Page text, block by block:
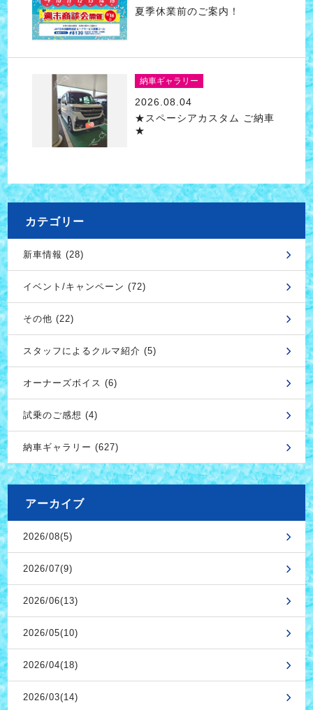
夏季休業前のご案内！
納車ギャラリー
2026.08.04
★スペーシアカスタム ご納車
★
カテゴリー
新車情報 (28)
イベント/キャンペーン (72)
その他 (22)
スタッフによるクルマ紹介 (5)
オーナーズボイス (6)
試乗のご感想 (4)
納車ギャラリー (627)
アーカイブ
2026/08(5)
2026/07(9)
2026/06(13)
2026/05(10)
2026/04(18)
2026/03(14)